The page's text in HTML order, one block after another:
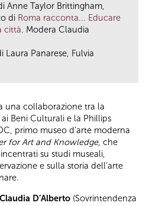
Anne Taylor Brittingham,
di Roma racconta... Educare
città. Modera Claudia
Panarese, Fulvia
una collaborazione tra la
Beni Culturali e la Phillips
primo museo d’arte moderna
for Art and Knowledge, che
su studi museali,
e sulla storia dell’arte
Claudia D’Alberto (Sovrintendenza